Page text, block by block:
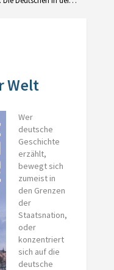
Welt
Wer
deutsche
Geschichte
erzählt,
bewegt sich
zumeist in
den Grenzen
der
Staatsnation,
oder
konzentriert
sich auf die
deutsche